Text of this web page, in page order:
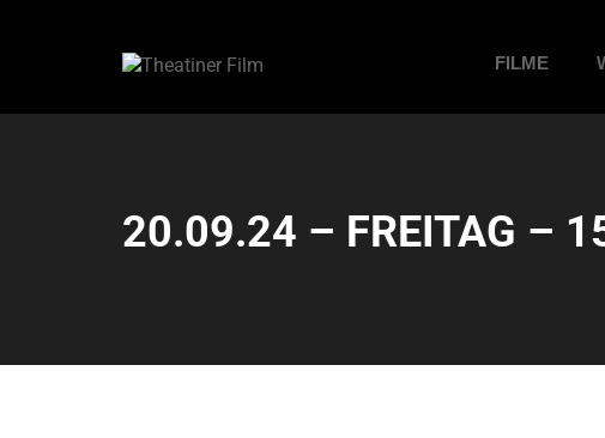
FILME
20.09.24 – FREITAG –